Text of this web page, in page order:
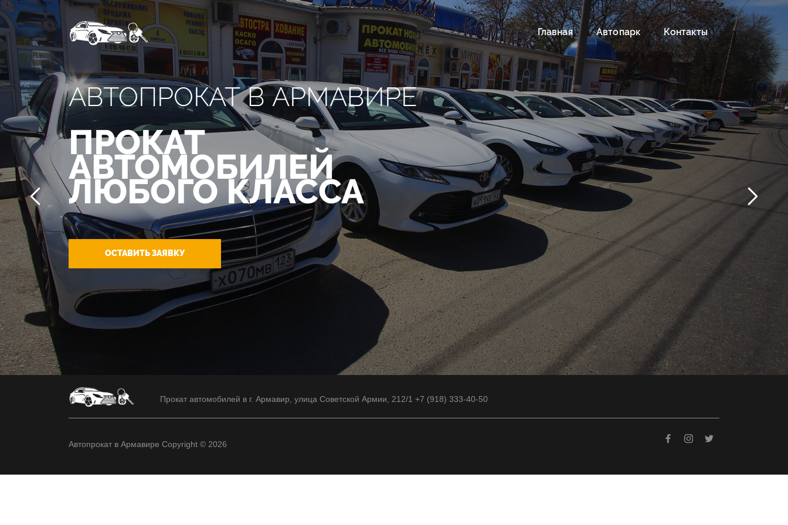
Главная Автопарк Контакты
АВТОПРОКАТ В АРМАВИРЕ
ПРОКАТ
АВТОМОБИЛЕЙ
ЛЮБОГО КЛАССА
ОСТАВИТЬ ЗАЯВКУ
Прокат автомобилей в г. Армавир, улица Советской Армии, 212/1 +7 (918) 333-40-50
Автопрокат в Армавире Copyright © 2026